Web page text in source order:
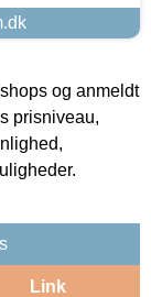
og anmeldt
prisniveau,
Link